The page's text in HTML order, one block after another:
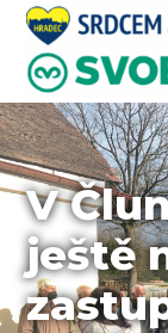
V
ještě